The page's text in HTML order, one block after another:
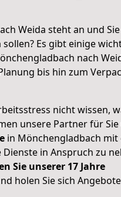
Weida steht an und Sie
Es gibt einige
nach
bis hin zum
nicht wissen,
unsere Partner für Sie
in Mönchengladbach mit
Dienste in Anspruch zu
Sie unserer 17 Jahre
holen Sie sich